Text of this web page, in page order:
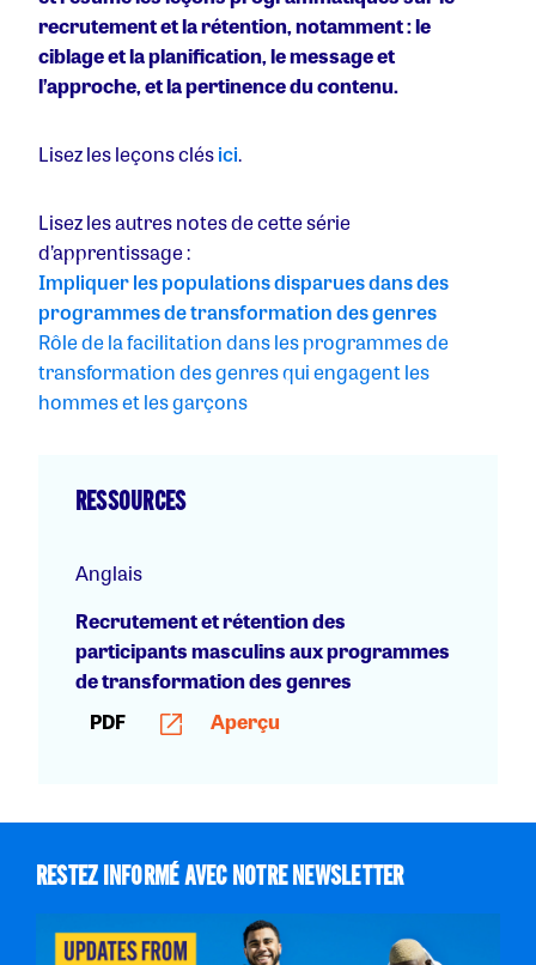
recrutement et la rétention, notamment : le
ciblage et la planification, le message et
l’approche, et la pertinence du contenu.
Lisez les leçons clésici.
Lisez les autres notes de cette série
d’apprentissage :
Impliquer les populations disparues dans des
programmes de transformation des genres
Rôle de la facilitation dans les programmes de
transformation des genres qui engagent les
hommes et les garçons
RESSOURCES
Anglais
Recrutement et rétention des
participants masculins aux programmes
de transformation des genres
PDF
Aperçu
RESTEZ INFORMÉ AVEC NOTRE NEWSLETTER